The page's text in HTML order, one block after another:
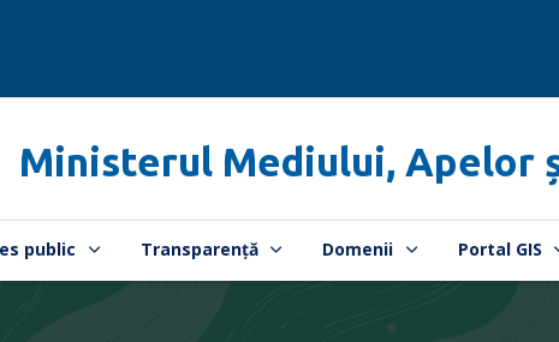
Ministerul Mediului, Apelor
public Transparență Domenii Portal GIS